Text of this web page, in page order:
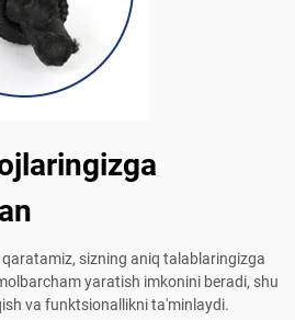
sizning aniq talablaringizga
yaratish imkonini beradi, shu
va funktsionallikni ta'minlaydi.